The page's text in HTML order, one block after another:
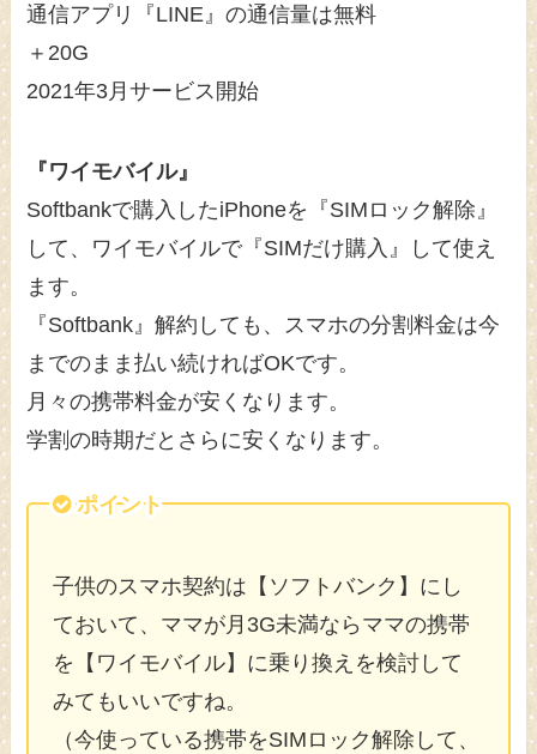
通信アプリ『LINE』の通信量は無料
＋20G
2021年3月サービス開始
『ワイモバイル』
Softbankで購入したiPhoneを『SIMロック解除』
して、ワイモバイルで『SIMだけ購入』して使え
ます。
『Softbank』解約しても、スマホの分割料金は今
までのまま払い続ければOKです。
月々の携帯料金が安くなります。
学割の時期だとさらに安くなります。
ポイント
子供のスマホ契約は【ソフトバンク】にし
ておいて、ママが月3G未満ならママの携帯
を【ワイモバイル】に乗り換えを検討して
みてもいいですね。
（今使っている携帯をSIMロック解除して、